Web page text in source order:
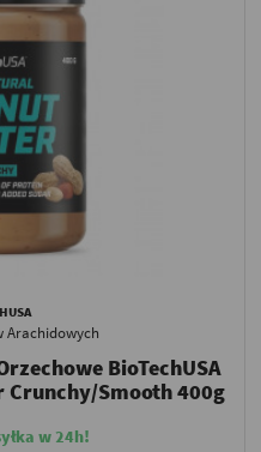
Arachidowych
BioTechUSA
Smooth 400g
w 24h!